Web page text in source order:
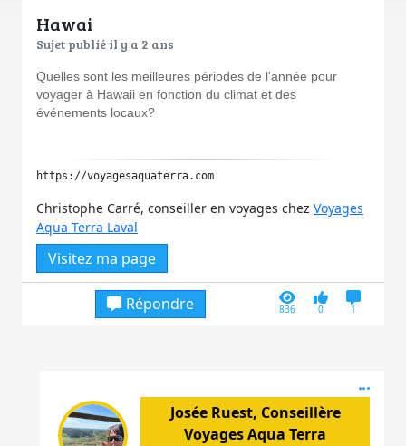
Hawai
Sujet publié il y a 2 ans
Quelles sont les meilleures périodes de l'année pour
voyager à Hawaii en fonction du climat et des
événements locaux?
https://voyagesaquaterra.com
Christophe Carré, conseiller en voyages chez Voyages
Aqua Terra Laval
Visitez ma page
Répondre 836 0 1
Josée Ruest, Conseillère
Voyages Aqua Terra